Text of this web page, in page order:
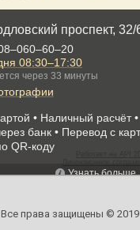
Все права защищены © 2019